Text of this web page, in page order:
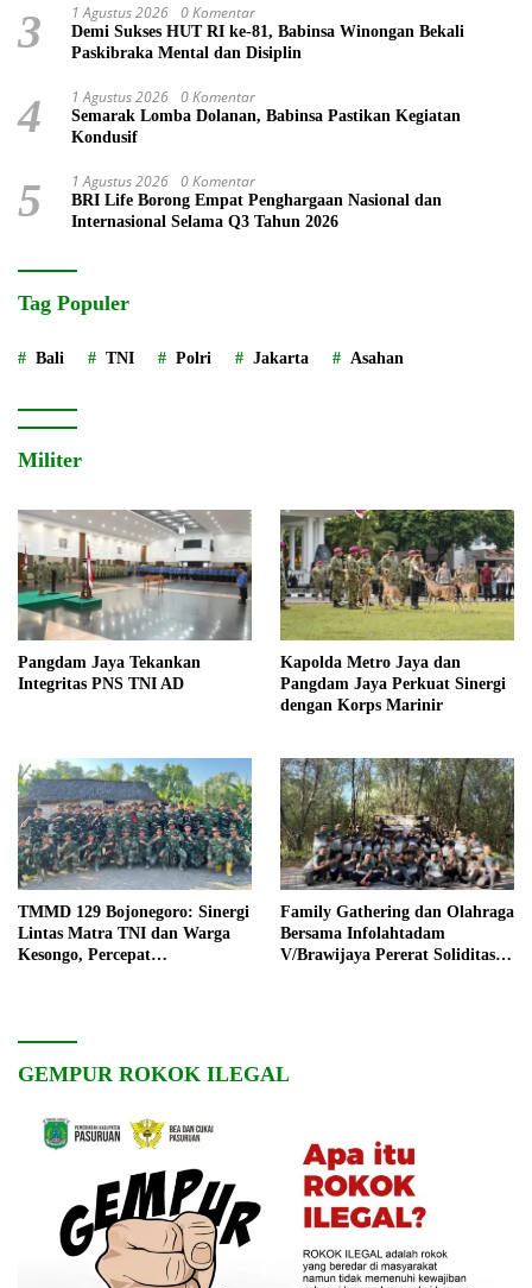
3 1 Agustus 2026 0 Komentar
Demi Sukses HUT RI ke-81, Babinsa Winongan Bekali
Paskibraka Mental dan Disiplin
4 1 Agustus 2026 0 Komentar
Semarak Lomba Dolanan, Babinsa Pastikan Kegiatan
Kondusif
5 1 Agustus 2026 0 Komentar
BRI Life Borong Empat Penghargaan Nasional dan
Internasional Selama Q3 Tahun 2026
Tag Populer
Bali TNI Polri Jakarta Asahan
Militer
Pangdam Jaya Tekankan
Integritas PNS TNI AD
Kapolda Metro Jaya dan
Pangdam Jaya Perkuat Sinergi
dengan Korps Marinir
TMMD 129 Bojonegoro: Sinergi
Lintas Matra TNI dan Warga
Kesongo, Percepat
Family Gathering dan Olahraga
Bersama Infolahtadam
V/Brawijaya Pererat Soliditas
GEMPUR ROKOK ILEGAL